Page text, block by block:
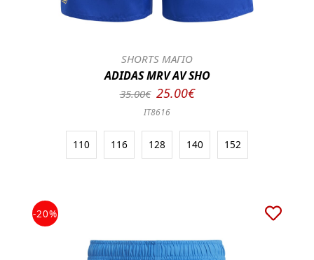
SHORTS ΜΑΓΙΟ
ADIDAS MRV AV SHO
35.00€ 25.00€
IT8616
110 116 128 140 152
-20%